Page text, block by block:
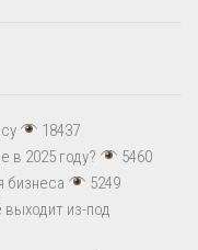
18437
в 2025 году?
5460
бизнеса
5249
из-под